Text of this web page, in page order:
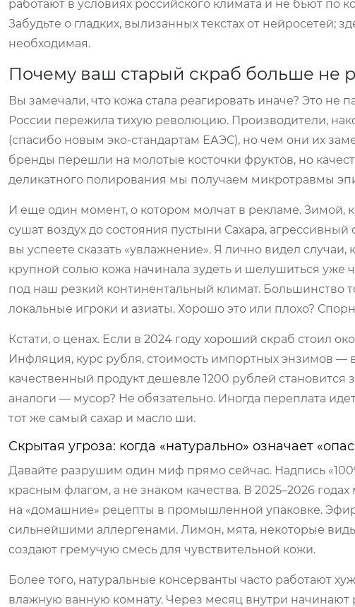
работают в условиях российского климата и не бьют по
Забудьте о гладких, вылизанных текстах от нейросетей;
необходимая.
Почему ваш старый скраб больше не
Вы замечали, что кожа стала реагировать иначе? Это не
России пережила тихую революцию. Производители,
(спасибо новым эко-стандартам ЕАЭС), но чем они их
бренды перешли на молотые косточки фруктов, но
деликатного полирования мы получаем микротравмы
И еще один момент, о котором молчат в рекламе. Зимой,
сушат воздух до состояния пустыни Сахара,
вы успеете сказать «увлажнение». Я лично видел
крупной солью кожа начинала зудеть и шелушиться
под наш резкий континентальный климат. Большинство
локальные игроки и азиаты. Хорошо это или плохо?
Кстати, о ценах. Если в 2024 году хороший скраб стоил
Инфляция, курс рубля, стоимость импортных энзимов —
качественный продукт дешевле 1200 рублей становится
аналоги — мусор? Не обязательно. Иногда переплата
тот же самый сахар и масло ши.
Скрытая угроза: когда «натурально» означает
Давайте разрушим один миф прямо сейчас. Надпись
красным флагом, а не знаком качества. В 2025–2026
на «домашние» рецепты в промышленной упаковке.
сильнейшими аллергенами. Лимон, мята, некоторые
создают гремучую смесь для чувствительной кожи.
Более того, натуральные консерванты часто работают
влажную ванную комнату. Через месяц внутри начинают